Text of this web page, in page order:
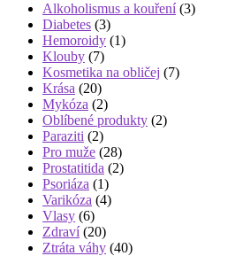
Alkoholismus a kouření(3)
Diabetes (3)
Hemoroidy (1)
Klouby (7)
Kosmetika na obličej (7)
Krása (20)
Mykóza (2)
Oblíbené produkty (2)
Paraziti (2)
Pro muže (28)
Prostatitida (2)
Psoriáza (1)
Varikóza (4)
Vlasy (6)
Zdraví(20)
Ztráta váhy (40)